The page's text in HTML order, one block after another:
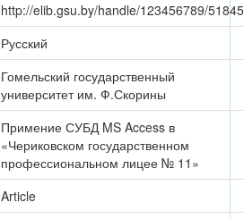
http://elib.gsu.by/handle/123456789/51845
Русский
Гомельский государственный
университет им. Ф.Скорины
Примение СУБД MS Access в
«Чериковском государственном
профессиональном лицее № 11»
Article